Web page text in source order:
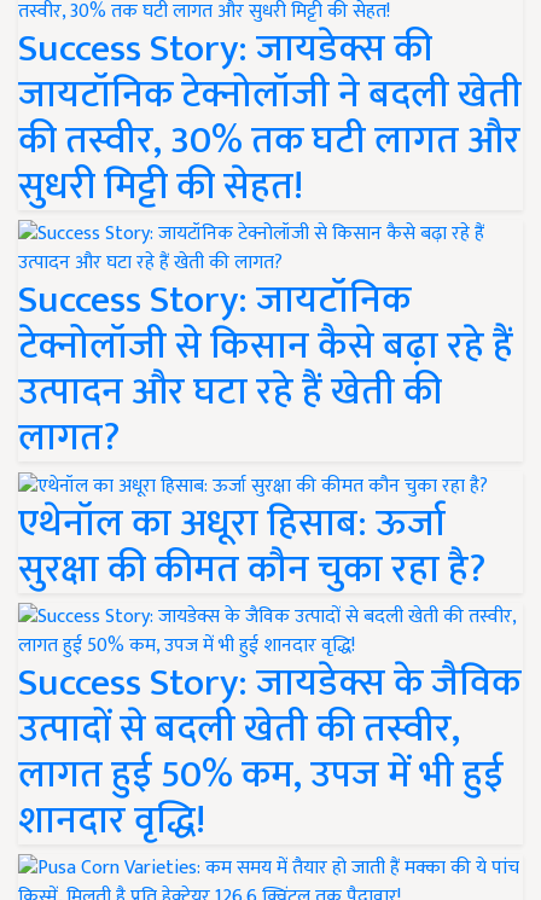
Success Story: जायडेक्स की
जायटॉनिक टेक्नोलॉजी ने बदली खेती
की तस्वीर, 30% तक घटी लागत और
सुधरी मिट्टी की सेहत!
Success Story: जायटॉनिक
टेक्नोलॉजी से किसान कैसे बढ़ा रहे हैं
उत्पादन और घटा रहे हैं खेती की
लागत?
एथेनॉल का अधूरा हिसाब: ऊर्जा
सुरक्षा की कीमत कौन चुका रहा है?
Success Story: जायडेक्स के जैविक
उत्पादों से बदली खेती की तस्वीर,
लागत हुई 50% कम, उपज में भी हुई
शानदार वृद्धि!